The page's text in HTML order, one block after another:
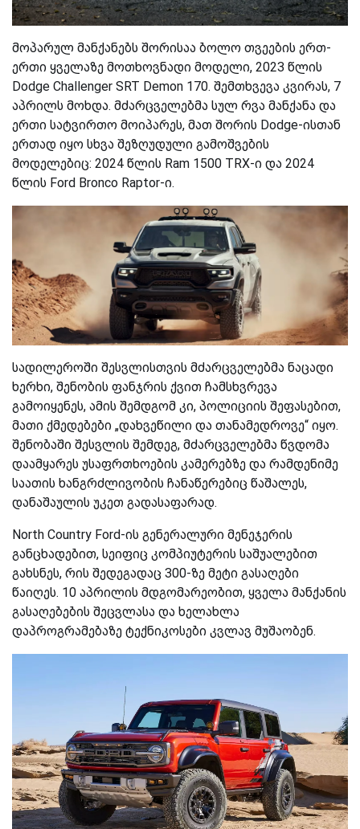
მოპარულ მანქანებს შორისაა ბოლო თვეების ერთ-
ერთი ყველაზე მოთხოვნადი მოდელი, 2023 წლის
Dodge Challenger SRT Demon 170. შემთხვევა კვირას, 7
აპრილს მოხდა. მძარცველებმა სულ რვა მანქანა და
ერთი სატვირთო მოიპარეს, მათ შორის Dodge-ისთან
ერთად იყო სხვა შეზღუდული გამოშვების
მოდელებიც: 2024 წლის Ram 1500 TRX-ი და 2024
წლის Ford Bronco Raptor-ი.
სადილეროში შესვლისთვის მძარცველებმა ნაცადი
ხერხი, შენობის ფანჯრის ქვით ჩამსხვრევა
გამოიყენეს, ამის შემდგომ კი, პოლიციის შეფასებით,
მათი ქმედებები „დახვეწილი და თანამედროვე“ იყო.
შენობაში შესვლის შემდეგ, მძარცველებმა წვდომა
დაამყარეს უსაფრთხოების კამერებზე და რამდენიმე
საათის ხანგრძლივობის ჩანაწერებიც წაშალეს,
დანაშაულის უკეთ გადასაფარად.
North Country Ford-ის გენერალური მენეჯერის
განცხადებით, სეიფიც კომპიუტერის საშუალებით
გახსნეს, რის შედეგადაც 300-ზე მეტი გასაღები
წაიღეს. 10 აპრილის მდგომარეობით, ყველა მანქანის
გასაღებების შეცვლასა და ხელახლა
დაპროგრამებაზე ტექნიკოსები კვლავ მუშაობენ.